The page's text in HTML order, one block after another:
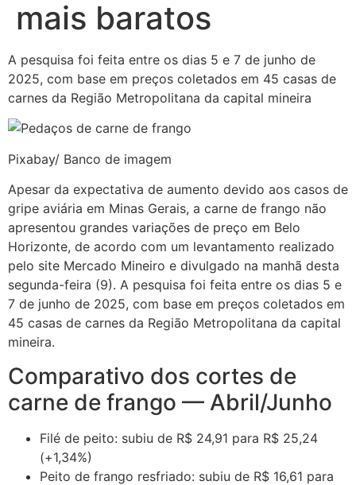
mais baratos
A pesquisa foi feita entre os dias 5 e 7 de junho de
2025, com base em preços coletados em 45 casas de
carnes da Região Metropolitana da capital mineira
Pixabay/ Banco de imagem
Apesar da expectativa de aumento devido aos casos de
gripe aviária em Minas Gerais, a carne de frango não
apresentou grandes variações de preço em Belo
Horizonte, de acordo com um levantamento realizado
pelo site Mercado Mineiro e divulgado na manhã desta
segunda-feira (9). A pesquisa foi feita entre os dias 5 e
7 de junho de 2025, com base em preços coletados em
45 casas de carnes da Região Metropolitana da capital
mineira.
Comparativo dos cortes de
carne de frango — Abril/Junho
Filé de peito: subiu de R$ 24,91 para R$ 25,24
(+1,34%)
Peito de frango resfriado: subiu de R$ 16,61 para